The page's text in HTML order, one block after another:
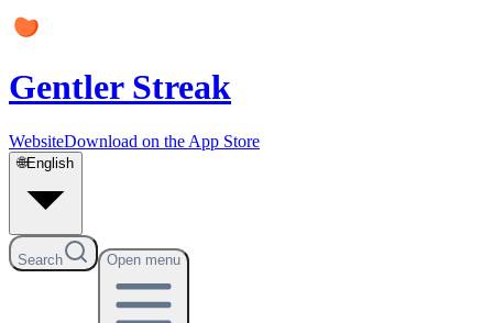
Gentler Streak
WebsiteDownload on the App Store
🌐English
Search Open menu